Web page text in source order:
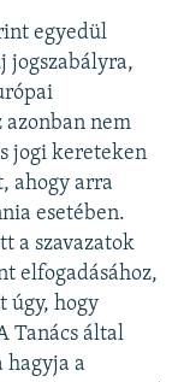
egyedül
jogszabályra,
nem
jogi kereteken
ahogy arra
esetében.
a szavazatok
elfogadásához,
úgy, hogy
Tanács által
hagyja a